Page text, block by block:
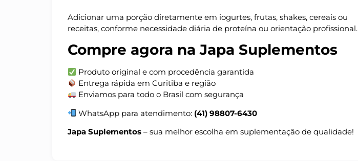
Adicionar uma porção diretamente em iogurtes, frutas, shakes, cereais ou
receitas, conforme necessidade diária de proteína ou orientação profissional.
Compre agora na Japa Suplementos
Produto original e com procedência garantida
Entrega rápida em Curitiba e região
Enviamos para todo o Brasil com segurança
WhatsApp para atendimento: (41) 98807-6430
Japa Suplementos – sua melhor escolha em suplementação de qualidade!